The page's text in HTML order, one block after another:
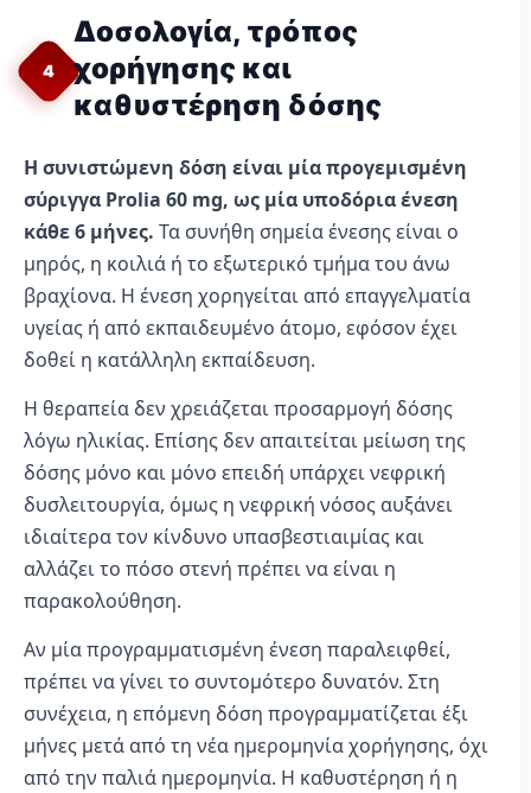
4
Δοσολογία, τρόπος
χορήγησης και
καθυστέρηση δόσης
Η συνιστώμενη δόση είναι μία προγεμισμένη
σύριγγα Prolia 60 mg, ως μία υποδόρια ένεση
κάθε 6 μήνες. Τα συνήθη σημεία ένεσης είναι ο
μηρός, η κοιλιά ή το εξωτερικό τμήμα του άνω
βραχίονα. Η ένεση χορηγείται από επαγγελματία
υγείας ή από εκπαιδευμένο άτομο, εφόσον έχει
δοθεί η κατάλληλη εκπαίδευση.
Η θεραπεία δεν χρειάζεται προσαρμογή δόσης
λόγω ηλικίας. Επίσης δεν απαιτείται μείωση της
δόσης μόνο και μόνο επειδή υπάρχει νεφρική
δυσλειτουργία, όμως η νεφρική νόσος αυξάνει
ιδιαίτερα τον κίνδυνο υπασβεστιαιμίας και
αλλάζει το πόσο στενή πρέπει να είναι η
παρακολούθηση.
Αν μία προγραμματισμένη ένεση παραλειφθεί,
πρέπει να γίνει το συντομότερο δυνατόν. Στη
συνέχεια, η επόμενη δόση προγραμματίζεται έξι
μήνες μετά από τη νέα ημερομηνία χορήγησης, όχι
από την παλιά ημερομηνία. Η καθυστέρηση ή η